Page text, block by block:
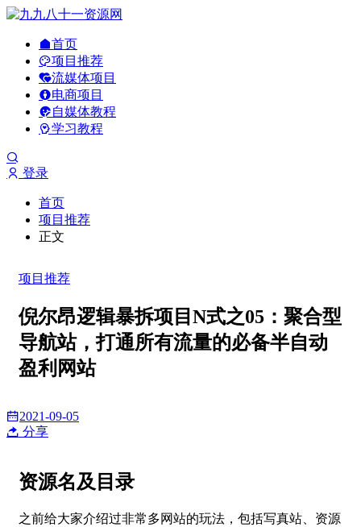
首页
项目推荐
流媒体项目
电商项目
自媒体教程
学习教程
登录
首页
项目推荐
正文
项目推荐
倪尔昂逻辑暴拆项目N式之05：聚合型
导航站，打通所有流量的必备半自动
盈利网站
2021-09-05
分享
资源名及目录
之前给大家介绍过非常多网站的玩法，包括写真站、资源